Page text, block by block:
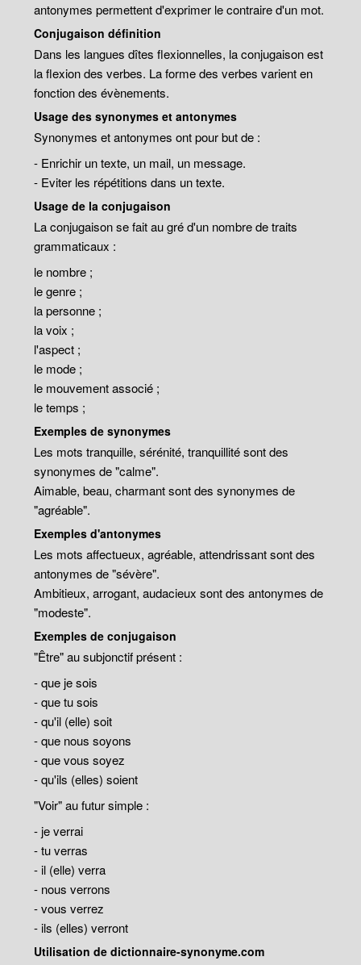
antonymes permettent d'exprimer le contraire d'un mot.
Conjugaison définition
Dans les langues dîtes flexionnelles, la conjugaison est
la flexion des verbes. La forme des verbes varient en
fonction des évènements.
Usage des synonymes et antonymes
Synonymes et antonymes ont pour but de :
- Enrichir un texte, un mail, un message.
- Eviter les répétitions dans un texte.
Usage de la conjugaison
La conjugaison se fait au gré d'un nombre de traits
grammaticaux :
le nombre ;
le genre ;
la personne ;
la voix ;
l'aspect ;
le mode ;
le mouvement associé ;
le temps ;
Exemples de synonymes
Les mots tranquille, sérénité, tranquillité sont des
synonymes de "calme".
Aimable, beau, charmant sont des synonymes de
"agréable".
Exemples d'antonymes
Les mots affectueux, agréable, attendrissant sont des
antonymes de "sévère".
Ambitieux, arrogant, audacieux sont des antonymes de
"modeste".
Exemples de conjugaison
"Être" au subjonctif présent :
- que je sois
- que tu sois
- qu'il (elle) soit
- que nous soyons
- que vous soyez
- qu'ils (elles) soient
"Voir" au futur simple :
- je verrai
- tu verras
- il (elle) verra
- nous verrons
- vous verrez
- ils (elles) verront
Utilisation de dictionnaire-synonyme.com